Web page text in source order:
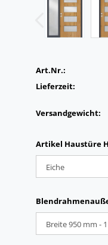
Art.Nr.:
Lieferzeit:
Versandgewicht:
Artikel Haustüre